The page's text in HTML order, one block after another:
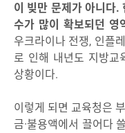
이 빚만 문제가 아니다.
수가 많이 확보되던 영
우크라이나 전쟁, 인플
로 인해 내년도 지방교
상황이다.
이렇게 되면 교육청은
금·불용액에서 끌어다